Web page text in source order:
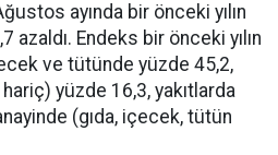
ayında bir önceki yılın
azaldı. Endeks bir önceki yılın
ve tütünde yüzde 45,2,
yüzde 16,3, yakıtlarda
(gıda, içecek, tütün